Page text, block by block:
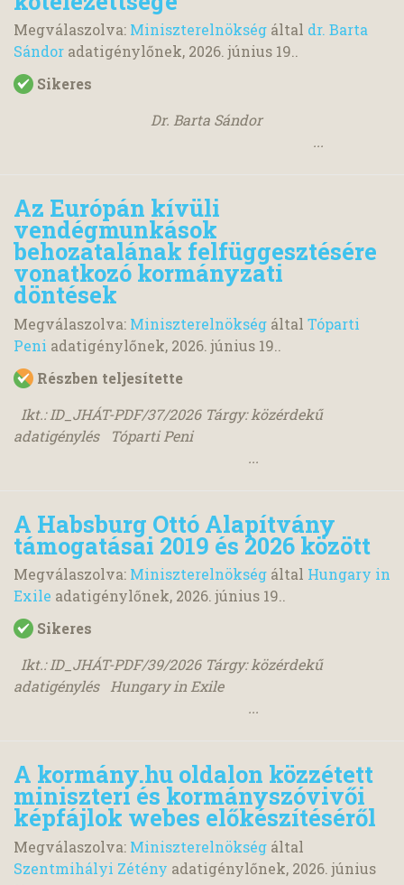
Megválaszolva: Miniszterelnökség által dr. Barta
Sándor adatigénylőnek, 2026. június 19..
Sikeres
Dr. Barta Sándor
...
Az Európán kívüli
vendégmunkások
behozatalának felfüggesztésére
vonatkozó kormányzati
döntések
Megválaszolva: Miniszterelnökség által Tóparti
Peni adatigénylőnek, 2026. június 19..
Részben teljesítette
Ikt.: ID_JHÁT-PDF/37/2026 Tárgy: közérdekű
adatigénylés Tóparti Peni
...
A Habsburg Ottó Alapítvány
támogatásai 2019 és 2026 között
Megválaszolva: Miniszterelnökség által Hungary in
Exile adatigénylőnek, 2026. június 19..
Sikeres
Ikt.: ID_JHÁT-PDF/39/2026 Tárgy: közérdekű
adatigénylés Hungary in Exile
...
A kormány.hu oldalon közzétett
miniszteri és kormányszóvivői
képfájlok webes előkészítéséről
Megválaszolva: Miniszterelnökség által
Szentmihályi Zétény adatigénylőnek, 2026. június